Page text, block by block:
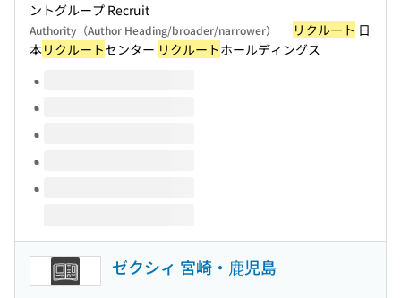
ントグループ Recruit
Authority（Author Heading/broader/narrower） リクルート 日
本リクルートセンター リクルートホールディングス
Volumes of this title
ゼクシィ 宮崎・鹿児島